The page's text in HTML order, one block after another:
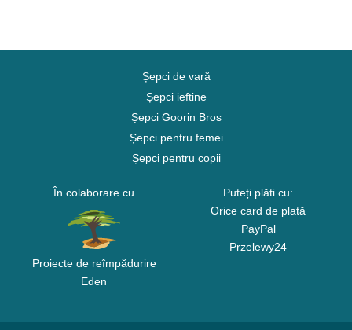
Șepci de vară
Șepci ieftine
Șepci Goorin Bros
Șepci pentru femei
Șepci pentru copii
În colaborare cu
Proiecte de reîmpădurire
Eden
Puteți plăti cu:
Orice card de plată
PayPal
Przelewy24